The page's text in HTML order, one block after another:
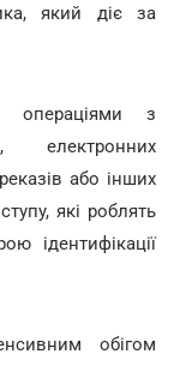
який діє за
операціями з
електронних
або інших
які роблять
ідентифікації
обігом